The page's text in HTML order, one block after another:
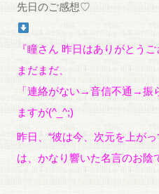
先日のご感想♡
『瞳さん 昨日はありがとうご
まだまだ、
「連絡がない→音信不通→振
ますが(^_^;)
昨日、“彼は今、次元を上が
は、かなり響いた名言のお陰